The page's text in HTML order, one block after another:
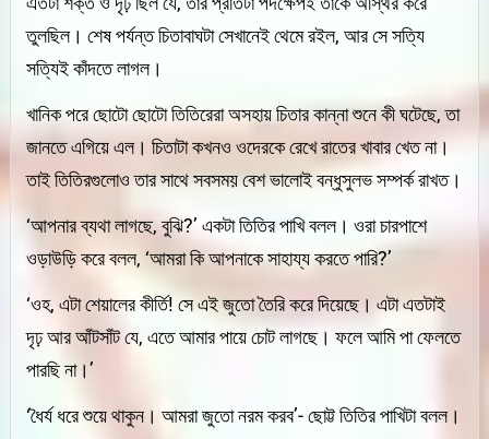
তুলছিল। শেষ পর্যন্ত চিতাবাঘটা সেখানেই থেমে রইল, আর সে সত্যি
সত্যিই কাঁদতে লাগল।
খানিক পরে ছোটো ছোটো তিতিরেরা অসহায় চিতার কান্না শুনে কী ঘটেছে, তা
জানতে এগিয়ে এল। চিতাটা কখনও ওদেরকে রেখে রাতের খাবার খেত না।
তাই তিতিরগুলোও তার সাথে সবসময় বেশ ভালোই বন্ধুসুলভ সম্পর্ক রাখত।
‘আপনার ব্যথা লাগছে, বুঝি?’ একটা তিতির পাখি বলল। ওরা চারপাশে
ওড়াউড়ি করে বলল, ‘আমরা কি আপনাকে সাহায্য করতে পারি?’
‘ওহ, এটা শেয়ালের কীর্তি! সে এই জুতো তৈরি করে দিয়েছে। এটা এতটাই
দৃঢ় আর আঁটসাঁট যে, এতে আমার পায়ে চোট লাগছে। ফলে আমি পা ফেলতে
পারছি না।’
‘ধৈর্য ধরে শুয়ে থাকুন। আমরা জুতো নরম করব’- ছোট্ট তিতির পাখিটা বলল।